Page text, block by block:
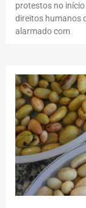
protestos no
direitos humanos
alarmado com